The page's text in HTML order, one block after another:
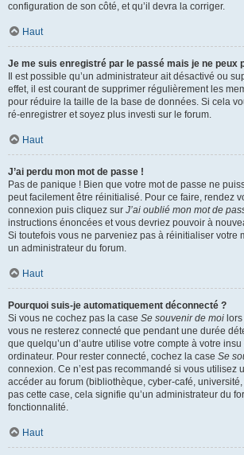
configuration de son côté, et qu’il devra la corriger.
Haut
Je me suis enregistré par le passé mais je ne peux
Il est possible qu’un administrateur ait désactivé ou
effet, il est courant de supprimer régulièrement les
pour réduire la taille de la base de données. Si cela
ré-enregistrer et soyez plus investi sur le forum.
Haut
J’ai perdu mon mot de passe !
Pas de panique ! Bien que votre mot de passe ne
peut facilement être réinitialisé. Pour ce faire, rendez
connexion puis cliquez sur J’ai oublié mon mot de
instructions énoncées et vous devriez pouvoir à
Si toutefois vous ne parveniez pas à réinitialiser votre
un administrateur du forum.
Haut
Pourquoi suis-je automatiquement déconnecté ?
Si vous ne cochez pas la case Se souvenir de moi
vous ne resterez connecté que pendant une durée
que quelqu’un d’autre utilise votre compte à votre
ordinateur. Pour rester connecté, cochez la case Se
connexion. Ce n’est pas recommandé si vous utilisez
accéder au forum (bibliothèque, cyber-café,
pas cette case, cela signifie qu’un administrateur du
fonctionnalité.
Haut